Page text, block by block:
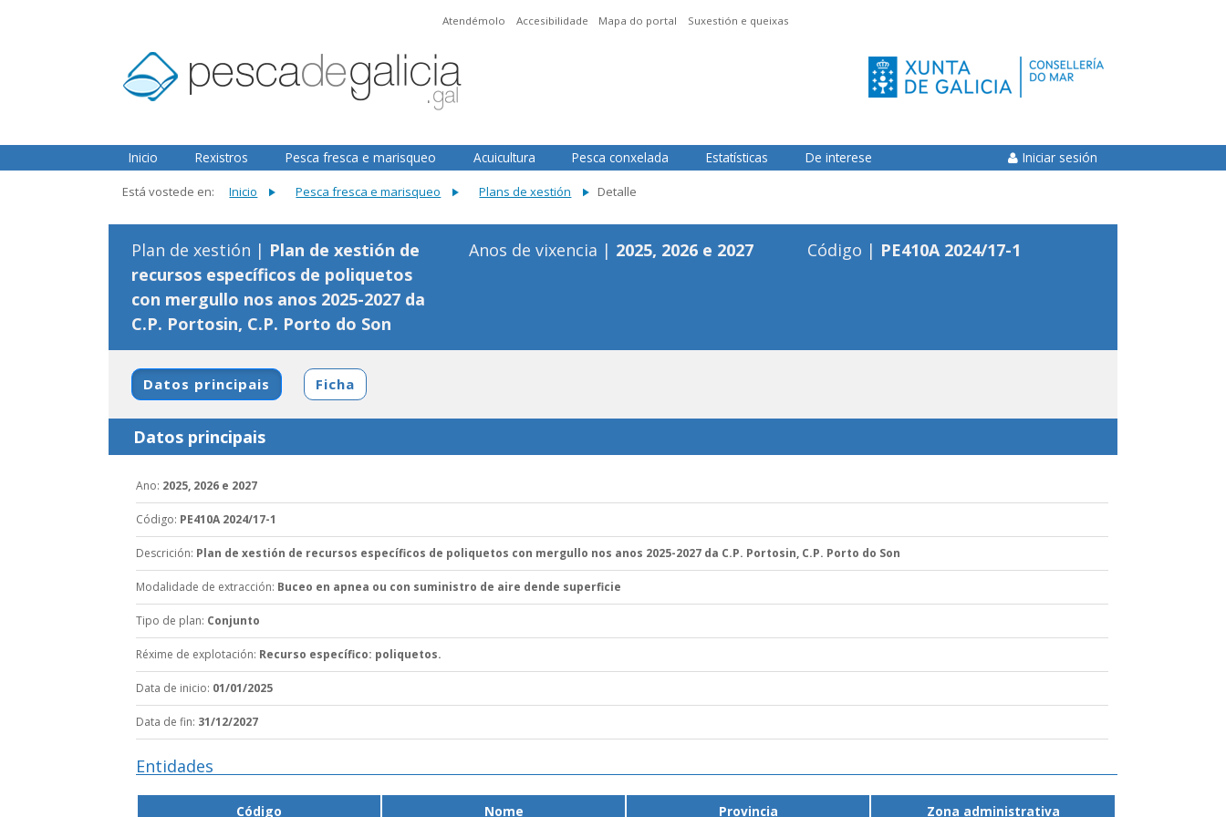
Atendémolo Accesibilidade Mapa do portal Suxestión e queixas
Inicio
Rexistros Pesca fresca e marisqueo Acuicultura Pesca conxelada Estatísticas De interese Iniciar sesión
Está vostede en: Inicio Pesca fresca e marisqueo Plans de xestión Detalle
Plan de xestión | Plan de xestión de
recursos específicos de poliquetos
con mergullo nos anos 2025-2027 da
C.P. Portosin, C.P. Porto do Son
Anos de vixencia | 2025, 2026 e 2027 Código | PE410A 2024/17-1
Datos principais Ficha
Datos principais
Ano: 2025, 2026 e 2027
Código: PE410A 2024/17-1
Descrición: Plan de xestión de recursos específicos de poliquetos con mergullo nos anos 2025-2027 da C.P. Portosin, C.P. Porto do Son
Modalidade de extracción: Buceo en apnea ou con suministro de aire dende superficie
Tipo de plan: Conjunto
Réxime de explotación: Recurso específico: poliquetos.
Data de inicio: 01/01/2025
Data de fin: 31/12/2027
Entidades
Código Nome Provincia Zona administrativa